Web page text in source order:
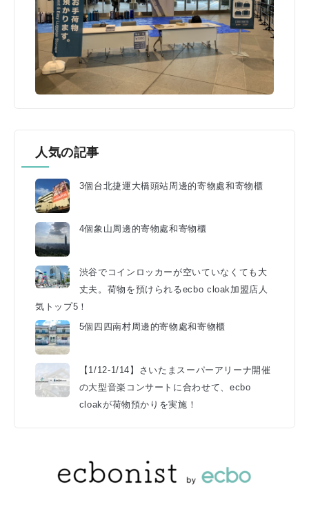
人気の記事
3個台北捷運大橋頭站周邊的寄物處和寄物櫃
4個象山周邊的寄物處和寄物櫃
渋谷でコインロッカーが空いていなくても大
丈夫。荷物を預けられるecbo cloak加盟店人
気トップ5！
5個四四南村周邊的寄物處和寄物櫃
【1/12-1/14】さいたまスーパーアリーナ開催
の大型音楽コンサートに合わせて、ecbo
cloakが荷物預かりを実施！